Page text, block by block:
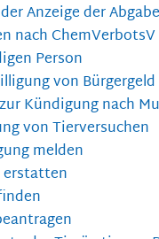
Anzeige der
nach
Person
von
Kündigung nach
von Tierversuchen
melden
erstatten